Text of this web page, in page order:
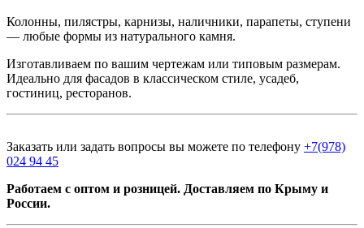
Колонны, пилястры, карнизы, наличники, парапеты, ступени
— любые формы из натурального камня.
Изготавливаем по вашим чертежам или типовым размерам.
Идеально для фасадов в классическом стиле, усадеб,
гостиниц, ресторанов.
Заказать или задать вопросы вы можете по телефону +7(978)
024 94 45
Работаем с оптом и розницей. Доставляем по Крыму и
России.